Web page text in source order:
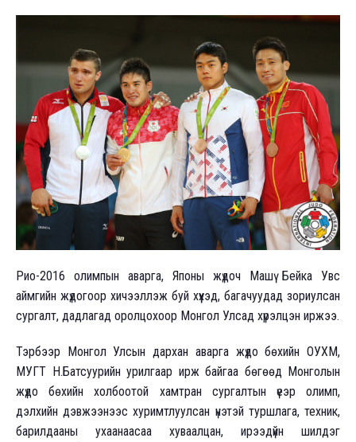
Рио-2016 олимпын аварга, Японы жүдоч Машү Бейка Увс
аймгийн жүдогоор хичээллэж буй хүүхэд, багачуудад зориулсан
сургалт, дадлагад оролцохоор Монгол Улсад хүрэлцэн иржээ.
Тэрбээр Монгол Улсын дархан аварга жүдо бөхийн ОУХМ,
МУГТ Н.Батсуурийн урилгаар ирж байгаа бөгөөд Монголын
жүдо бөхийн холбоотой хамтран сургалтын үеэр олимп,
дэлхийн дэвжээнээс хуримтлуулсан үнэтэй туршлага, техник,
барилдааны ухаанаасаа хуваалцан, ирээдүйн шилдэг